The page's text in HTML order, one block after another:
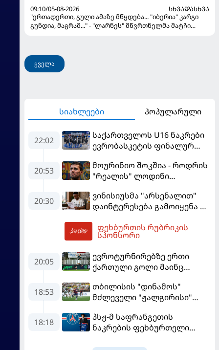
09:10/05-08-2026
ᲡᲮᲕᲐᲓᲐᲡᲮᲕᲐ
"ერთადერთი, გული ამაზე მწყდება... "იბერია" კარგი
გუნდია, მაგრამ..." - "ლარნეს" მწვრთნელმა მატჩი
ყველა
სიახლეები პოპულარული
22:02
საქართველოს U16 ნაკრები
ევრობასკეტის ფინალურ
ასპარეზობას იწყებს
20:53
მოურინიო შოკშია - როდრის
"რეალის" ლოდინი
"ბარსელონაში" გადადის
20:30
ვინისიუსმა "არსენალით"
დაინტერესება გამოიყენა და
მომგებიანად გააგრძელა
ფეხბურთის რუბრიკის
სპონსორი
20:05
ევროტურნირებზე ერთი
ქართული გოლი მაინც
18:53
თბილისის "დინამოს"
მძლეველი "ჟალგირისი"
განადგურდა
18:18
პსჟ-მ საფრანგეთის
ნაკრების ფეხბურთელი